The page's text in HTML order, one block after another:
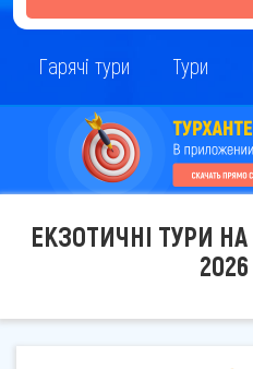
Гарячі тури Тури
ЕКЗОТИЧНІ ТУРИ